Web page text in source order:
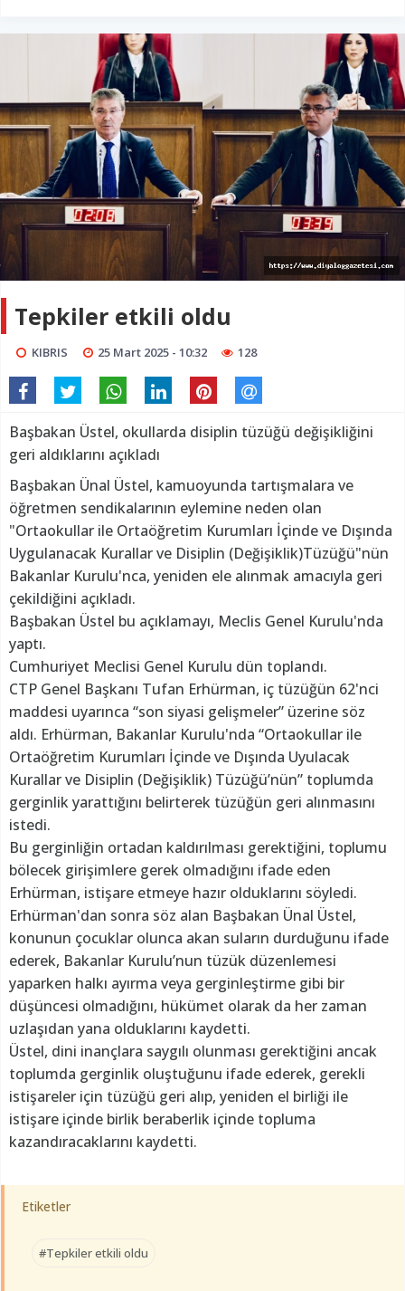
Tepkiler etkili oldu
KIBRIS 25 Mart 2025 - 10:32 128
Başbakan Üstel, okullarda disiplin tüzüğü değişikliğini
geri aldıklarını açıkladı
Başbakan Ünal Üstel, kamuoyunda tartışmalara ve
öğretmen sendikalarının eylemine neden olan
"Ortaokullar ile Ortaöğretim Kurumları İçinde ve Dışında
Uygulanacak Kurallar ve Disiplin (Değişiklik)Tüzüğü"nün
Bakanlar Kurulu'nca, yeniden ele alınmak amacıyla geri
çekildiğini açıkladı.
Başbakan Üstel bu açıklamayı, Meclis Genel Kurulu'nda
yaptı.
Cumhuriyet Meclisi Genel Kurulu dün toplandı.
CTP Genel Başkanı Tufan Erhürman, iç tüzüğün 62'nci
maddesi uyarınca “son siyasi gelişmeler” üzerine söz
aldı. Erhürman, Bakanlar Kurulu'nda “Ortaokullar ile
Ortaöğretim Kurumları İçinde ve Dışında Uyulacak
Kurallar ve Disiplin (Değişiklik) Tüzüğü’nün” toplumda
gerginlik yarattığını belirterek tüzüğün geri alınmasını
istedi.
Bu gerginliğin ortadan kaldırılması gerektiğini, toplumu
bölecek girişimlere gerek olmadığını ifade eden
Erhürman, istişare etmeye hazır olduklarını söyledi.
Erhürman'dan sonra söz alan Başbakan Ünal Üstel,
konunun çocuklar olunca akan suların durduğunu ifade
ederek, Bakanlar Kurulu’nun tüzük düzenlemesi
yaparken halkı ayırma veya gerginleştirme gibi bir
düşüncesi olmadığını, hükümet olarak da her zaman
uzlaşıdan yana olduklarını kaydetti.
Üstel, dini inançlara saygılı olunması gerektiğini ancak
toplumda gerginlik oluştuğunu ifade ederek, gerekli
istişareler için tüzüğü geri alıp, yeniden el birliği ile
istişare içinde birlik beraberlik içinde topluma
kazandıracaklarını kaydetti.
Etiketler
#Tepkiler etkili oldu